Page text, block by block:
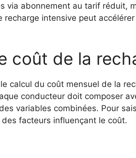
abonnement au tarif réduit,
recharge intensive peut
coût de la
calcul du coût mensuel de la
conducteur doit composer
variables combinées. Pour
facteurs influençant le coût.